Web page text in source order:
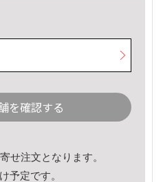
を確認する
せ注文となります。
予定です。